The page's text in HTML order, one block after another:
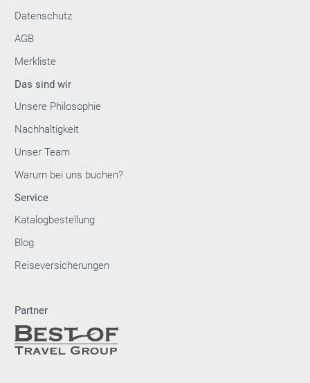
Datenschutz
AGB
Merkliste
Das sind wir
Unsere Philosophie
Nachhaltigkeit
Unser Team
Warum bei uns buchen?
Service
Katalogbestellung
Blog
Reiseversicherungen
Partner